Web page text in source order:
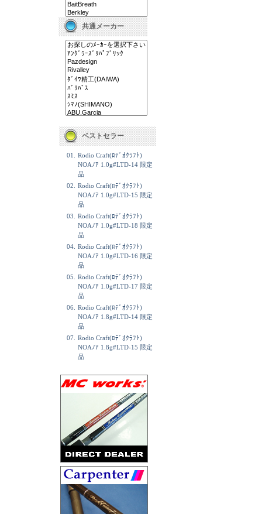
共通メーカー
ベストセラー
01.
Rodio Craft(ﾛﾃﾞｵｸﾗﾌﾄ)
NOAﾉｱ 1.0g#LTD-14 限定
品
02.
Rodio Craft(ﾛﾃﾞｵｸﾗﾌﾄ)
NOAﾉｱ 1.0g#LTD-15 限定
品
03.
Rodio Craft(ﾛﾃﾞｵｸﾗﾌﾄ)
NOAﾉｱ 1.0g#LTD-18 限定
品
04. Rodio Craft(ﾛﾃﾞｵｸﾗﾌﾄ)
NOAﾉｱ 1.0g#LTD-16 限定
品
05.
Rodio Craft(ﾛﾃﾞｵｸﾗﾌﾄ)
NOAﾉｱ 1.0g#LTD-17 限定
品
06. Rodio Craft(ﾛﾃﾞｵｸﾗﾌﾄ)
NOAﾉｱ 1.8g#LTD-14 限定
品
07. Rodio Craft(ﾛﾃﾞｵｸﾗﾌﾄ)
NOAﾉｱ 1.8g#LTD-15 限定
品